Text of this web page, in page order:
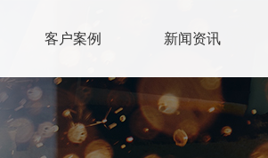
客户案例 新闻资讯